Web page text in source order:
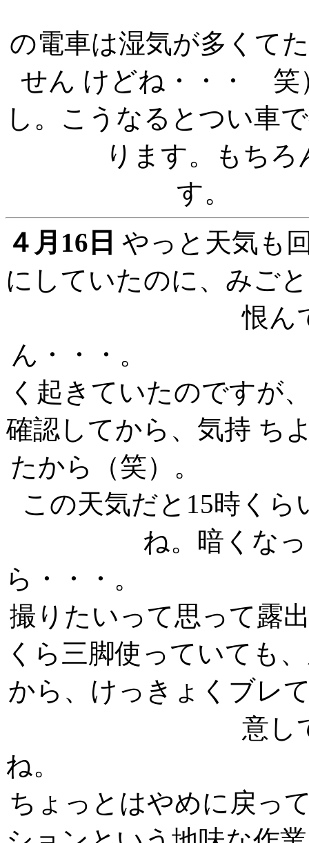
の電車は湿気が多くて
せん けどね・・・ 笑
し。こうなるとつい車
ります。もち
４月16日 やっと天気も
にしていたのに、みご
恨ん
ん・・
く起きていたのですが
確認してから、気持 ち
たから（
この天気だと15時く
ね。暗くな
ら
撮りたいって思って露
くら三脚使っていても
から、けっきょくブレ
意し
ちょっとはやめに戻っ